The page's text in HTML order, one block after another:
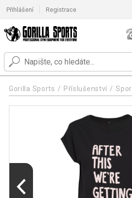
Přihlášení Registrace
Gorilla Sports Příslušenství